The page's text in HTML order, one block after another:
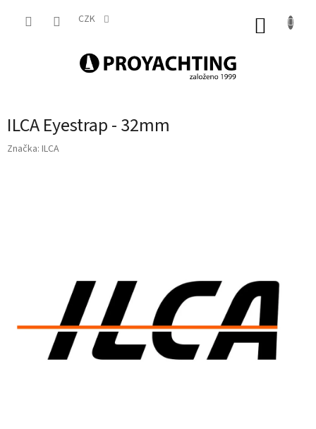
CZK
ILCA Eyestrap - 32mm
Značka: ILCA